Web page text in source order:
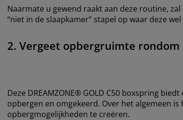
Naarmate u gewend raakt aan deze routine,
“niet in de slaapkamer” stapel op waar deze
2. Vergeet opbergruimte
Deze DREAMZONE® GOLD C50 boxspring
opbergen en omgekeerd. Over het algemeen
opbergmogelijkheden te creëren.